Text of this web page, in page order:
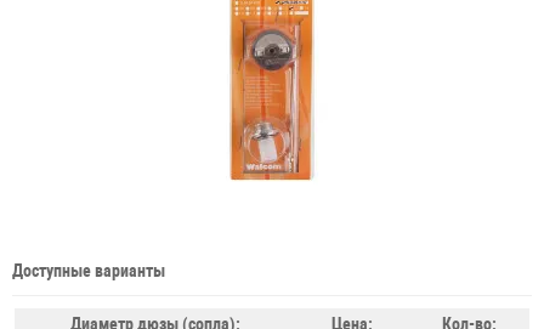
Доступные варианты
Диаметр дюзы (сопла): Цена: Кол-во: